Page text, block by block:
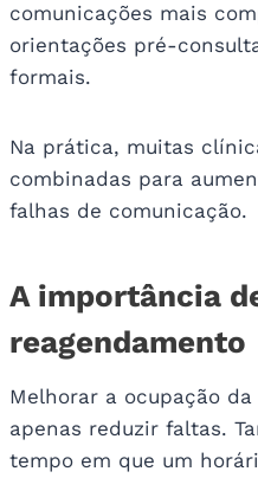
comunicações mais
orientações pré-
formais.
Na prática, muitas
combinadas para
falhas de comunicação.
A importância
reagendamento
Melhorar a ocupação
apenas reduzir faltas.
tempo em que um